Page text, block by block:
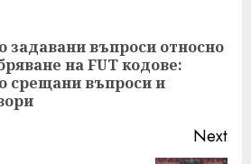
задавани въпроси относно
на FUT кодове:
срещани въпроси и
Next